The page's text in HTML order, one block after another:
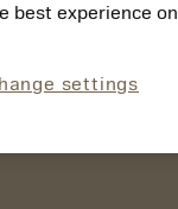
best experience
settings